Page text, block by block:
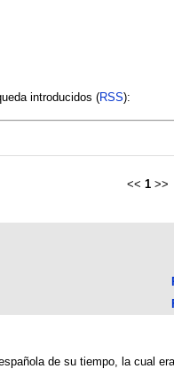
introducidos (RSS):
<< 1 >>
de su tiempo, la cual era